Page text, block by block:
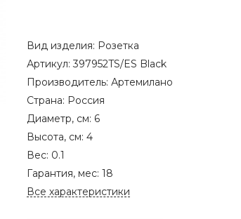
Вид изделия: Розетка
Артикул:397952TS/ES Black
Производитель: Артемилано
Страна: Россия
Диаметр, см: 6
Высота, см: 4
Вес: 0.1
Гарантия, мес: 18
Все характеристики